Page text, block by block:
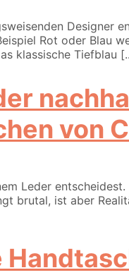
Designer
Rot oder Blau
klassische Tiefblau
von
Leder
brutal, ist aber